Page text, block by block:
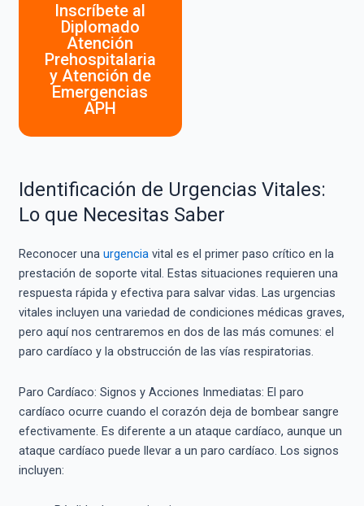
Inscríbete al
Diplomado
Atención
Prehospitalaria
y Atención de
Emergencias
APH
Identificación de Urgencias Vitales:
Lo que Necesitas Saber
Reconocer una urgenciavital es el primer paso crítico en la
prestación de soporte vital. Estas situaciones requieren una
respuesta rápida y efectiva para salvar vidas. Las urgencias
vitales incluyen una variedad de condiciones médicas graves,
pero aquí nos centraremos en dos de las más comunes: el
paro cardíaco y la obstrucción de las vías respiratorias.
Paro Cardíaco: Signos y Acciones Inmediatas: El paro
cardíaco ocurre cuando el corazón deja de bombear sangre
efectivamente. Es diferente a un ataque cardíaco, aunque un
ataque cardíaco puede llevar a un paro cardíaco. Los signos
incluyen: